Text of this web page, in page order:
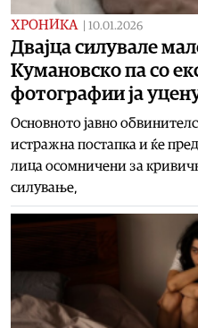
ХРОНИКА 10.01.2026
Двајца силувале
Кумановско па со
фотографии ја
Основното јавно
истражна постапка и ќе
лица осомничени за
силување,